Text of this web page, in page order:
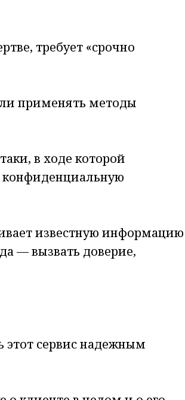
требует «срочно
применять методы
в ходе которой
конфиденциальную
известную информацию
— вызвать доверие,
этот сервис надежным